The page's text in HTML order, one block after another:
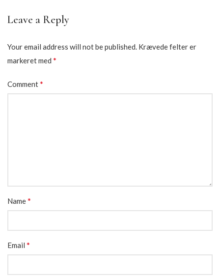
Leave a Reply
Your email address will not be published. Krævede felter er
markeret med *
Comment*
Name*
Email *